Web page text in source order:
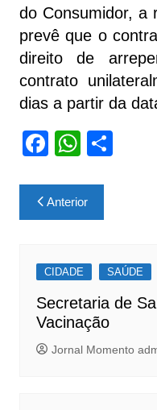
do Consumidor, a
prevê que o
direito de
contrato
dias a partir da
F
c
e
o
o
k
W
at
s
p
p
S
Navegação
de
Anterior
CIDADE SAÚDE
Secretaria de
Vacinação
Jornal Momento